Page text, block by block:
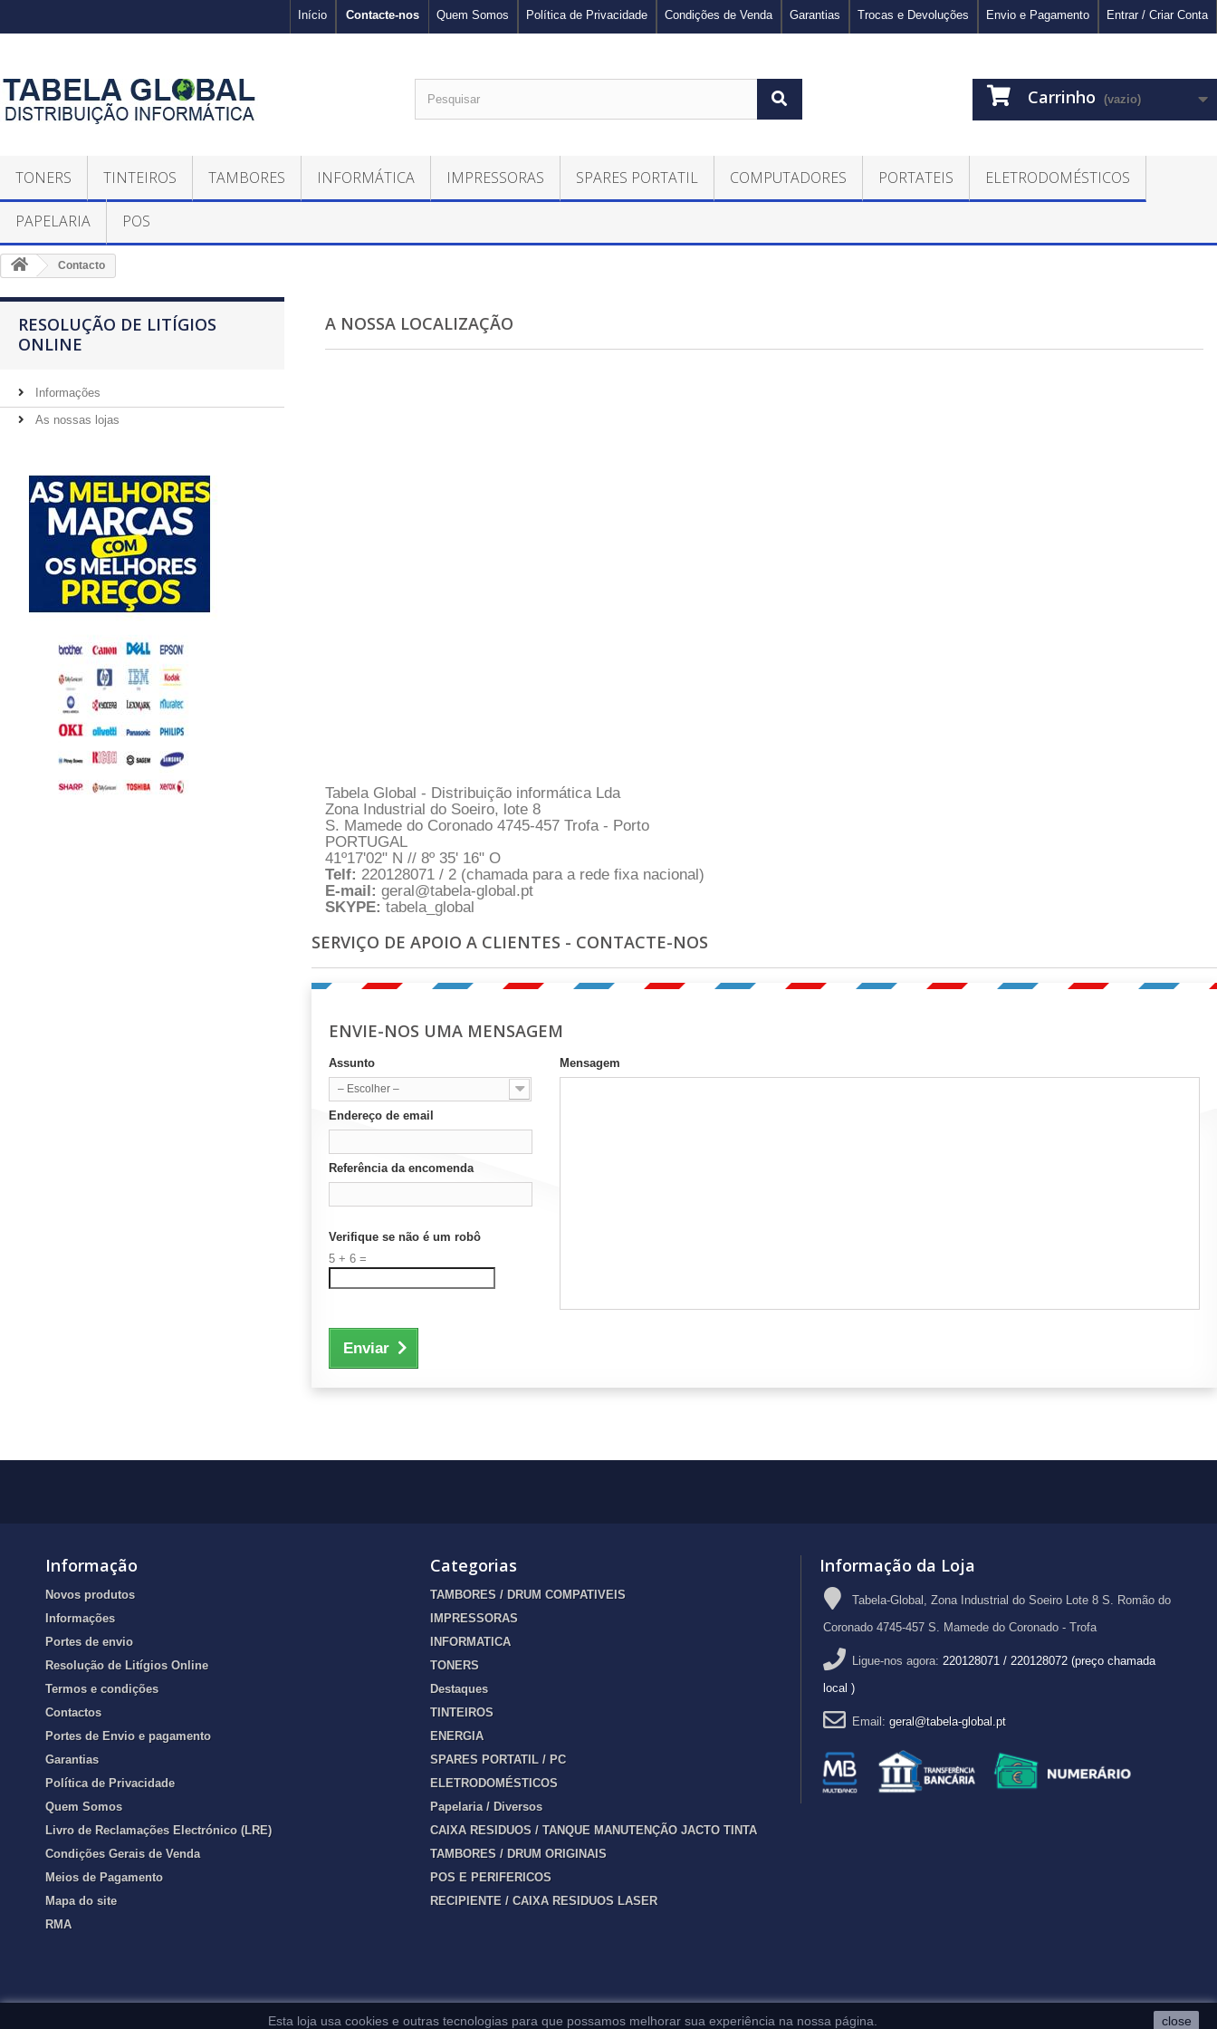
Entrar / Criar Conta
Envio e Pagamento
Trocas e Devoluções
Garantias
Condições de Venda
Política de Privacidade
Quem Somos
Contacte-nos
Início
Carrinho (vazio)
TONERS TINTEIROS TAMBORES INFORMÁTICA IMPRESSORAS SPARES PORTATIL COMPUTADORES PORTATEIS ELETRODOMÉSTICOS
PAPELARIA POS
Contacto
RESOLUÇÃO DE LITÍGIOS
ONLINE
Informações
As nossas lojas
A NOSSA LOCALIZAÇÃO
Tabela Global - Distribuição informática Lda
Zona Industrial do Soeiro, lote 8
S. Mamede do Coronado 4745-457 Trofa - Porto
PORTUGAL
41º17'02" N // 8º 35' 16" O
Telf: 220128071 / 2 (chamada para a rede fixa nacional)
E-mail: geral@tabela-global.pt
SKYPE: tabela_global
SERVIÇO DE APOIO A CLIENTES - CONTACTE-NOS
ENVIE-NOS UMA MENSAGEM
Assunto
– Escolher –
Endereço de email
Referência da encomenda
Verifique se não é um robô
5 + 6 =
Mensagem
Enviar
Informação
Novos produtos
Informações
Portes de envio
Resolução de Litígios Online
Termos e condições
Contactos
Portes de Envio e pagamento
Garantias
Política de Privacidade
Quem Somos
Livro de Reclamações Electrónico (LRE)
Condições Gerais de Venda
Meios de Pagamento
Mapa do site
RMA
Categorias
TAMBORES / DRUM COMPATIVEIS
IMPRESSORAS
INFORMATICA
TONERS
Destaques
TINTEIROS
ENERGIA
SPARES PORTATIL / PC
ELETRODOMÉSTICOS
Papelaria / Diversos
CAIXA RESIDUOS / TANQUE MANUTENÇÃO JACTO TINTA
TAMBORES / DRUM ORIGINAIS
POS E PERIFERICOS
RECIPIENTE / CAIXA RESIDUOS LASER
Informação da Loja
Tabela-Global, Zona Industrial do Soeiro Lote 8 S. Romão do
Coronado 4745-457 S. Mamede do Coronado - Trofa
Ligue-nos agora:220128071 / 220128072 (preço chamada
local )
Email:geral@tabela-global.pt
Esta loja usa cookies e outras tecnologias para que possamos melhorar sua experiência na nossa página. close